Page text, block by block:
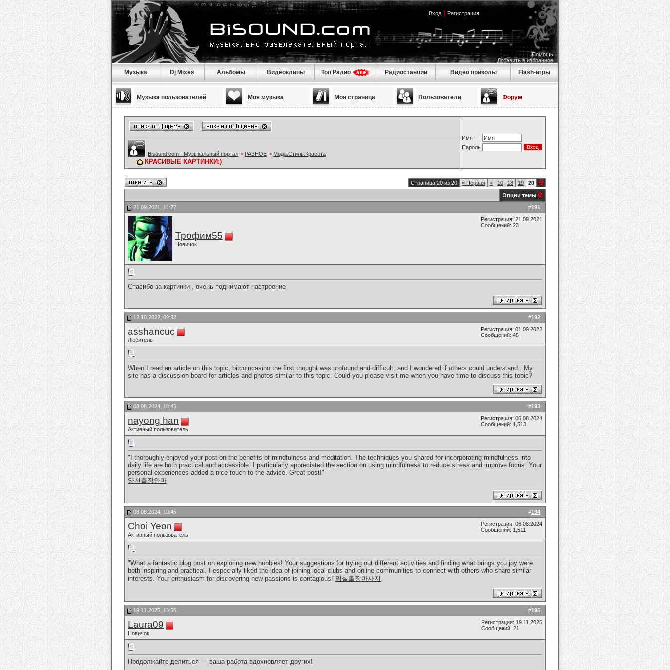
Вход| Регистрация
Помощь
Добавить в избранное
Музыка Dj Mixes Альбомы Видеоклипы Топ Радио Радиостанции Видео приколы Flash-игры
Музыка пользователей Моя музыка Моя страница Пользователи Форум
Имя
Пароль
Bisound.com - Музыкальный портал > РАЗНОЕ > Мода.Стиль.Красота
КРАСИВЫЕ КАРТИНКИ:)
Страница 20 из 20 « Первая < 10 18 19 20
Опции темы
#191
21.09.2021, 11:27
Трофим55
Новичок
Регистрация: 21.09.2021
Сообщений: 23
Спасибо за картинки , очень поднимают настроение
#192
12.10.2022, 09:32
asshancuc
Любитель
Регистрация: 01.09.2022
Сообщений: 45
When I read an article on this topic, bitcoincasino the first thought was profound and difficult, and I wondered if others could understand.. My
site has a discussion board for articles and photos similar to this topic. Could you please visit me when you have time to discuss this topic?
#193
08.08.2024, 10:45
nayong han
Активный пользователь
Регистрация: 06.08.2024
Сообщений: 1,513
"I thoroughly enjoyed your post on the benefits of mindfulness and meditation. The techniques you shared for incorporating mindfulness into
daily life are both practical and accessible. I particularly appreciated the section on using mindfulness to reduce stress and improve focus. Your
personal experiences added a nice touch to the advice. Great post!"
양천출장안마
#194
08.08.2024, 10:45
Choi Yeon
Активный пользователь
Регистрация: 06.08.2024
Сообщений: 1,511
"What a fantastic blog post on exploring new hobbies! Your suggestions for trying out different activities and finding what brings you joy were
both inspiring and practical. I especially liked the idea of joining local clubs and online communities to connect with others who share similar
interests. Your enthusiasm for discovering new passions is contagious!"임실출장마사지
#195
19.11.2025, 13:56
Laura09
Новичок
Регистрация: 19.11.2025
Сообщений: 21
Продолжайте делиться — ваша работа вдохновляет других!